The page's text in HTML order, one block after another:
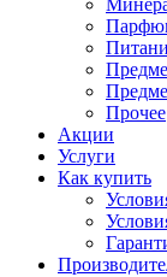
Прочее
Акции
Услуги
Как купить